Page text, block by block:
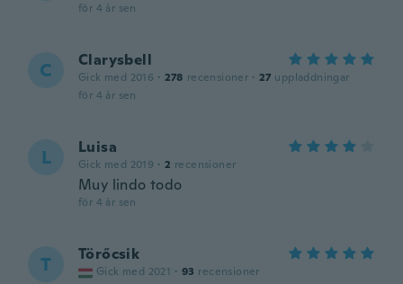
för 4 år sen
C Clarysbell
Gick med 2016 · 278 recensioner · 27 uppladdningar
för 4 år sen
L Luisa
Gick med 2019 · 2 recensioner
Muy lindo todo
för 4 år sen
T Törőcsik
Gick med 2021 · 93 recensioner